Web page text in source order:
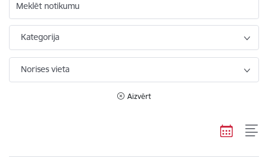
Meklēt notikumu
Kategorija
Norises vieta
Aizvērt